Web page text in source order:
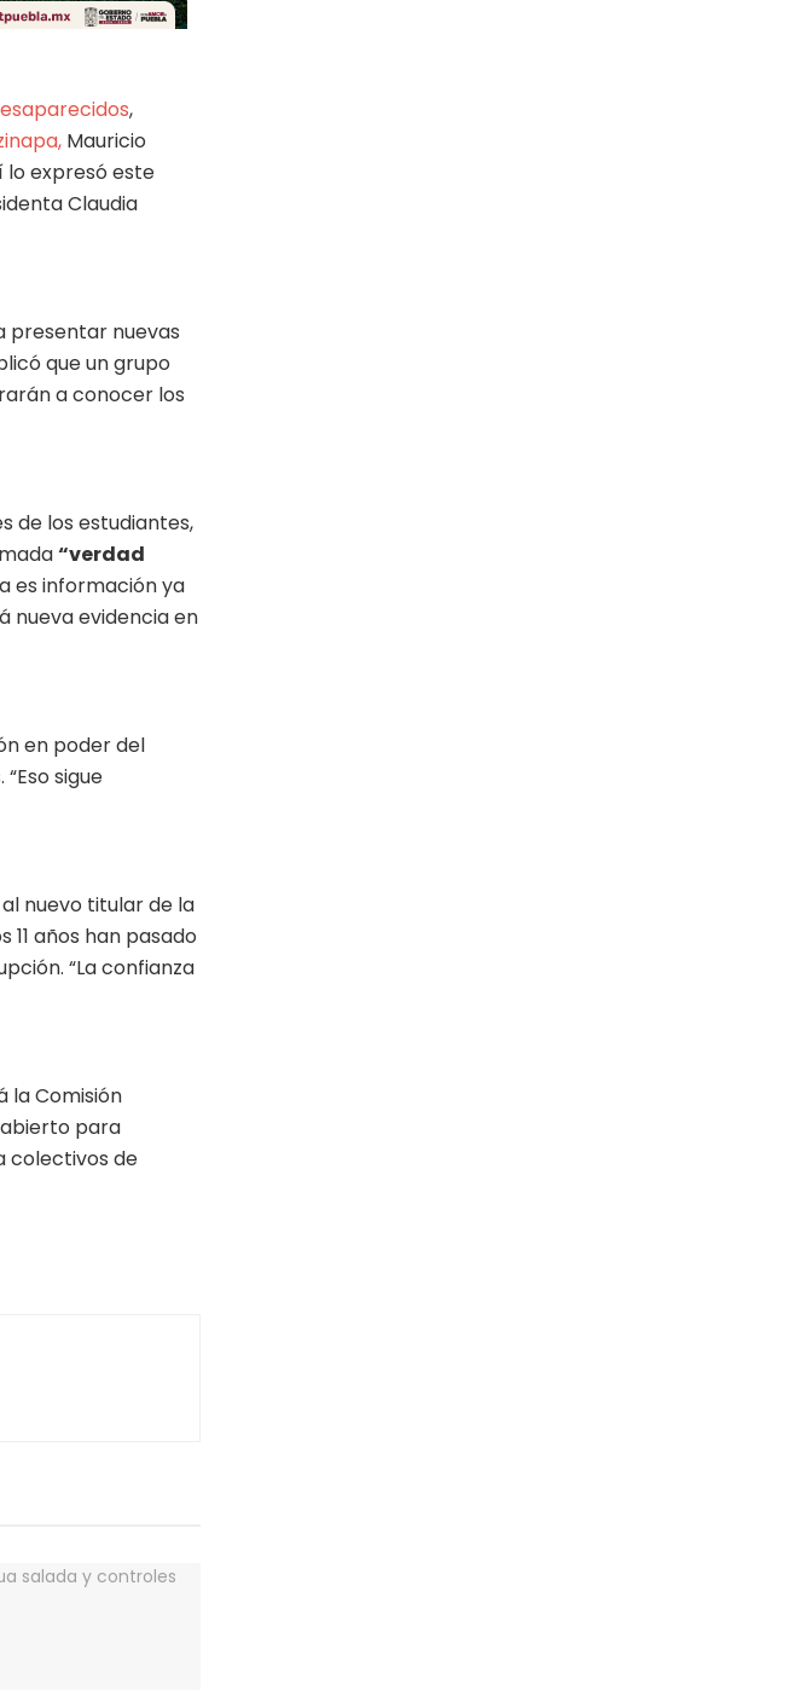
,
Mauricio
lo expresó este
Claudia
presentar nuevas
que un grupo
a conocer los
de los estudiantes,
“verdad
es información ya
nueva evidencia en
en poder del
sigue
al nuevo titular de la
11 años han pasado
“La confianza
la Comisión
abierto para
colectivos de